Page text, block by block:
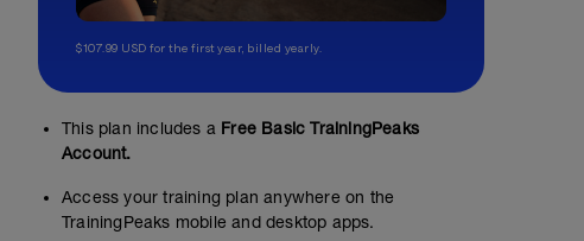
$107.99 USD for the first year, billed yearly.
This plan includes a Free Basic TrainingPeaks
Account.
Access your training plan anywhere on the
TrainingPeaks mobile and desktop apps.